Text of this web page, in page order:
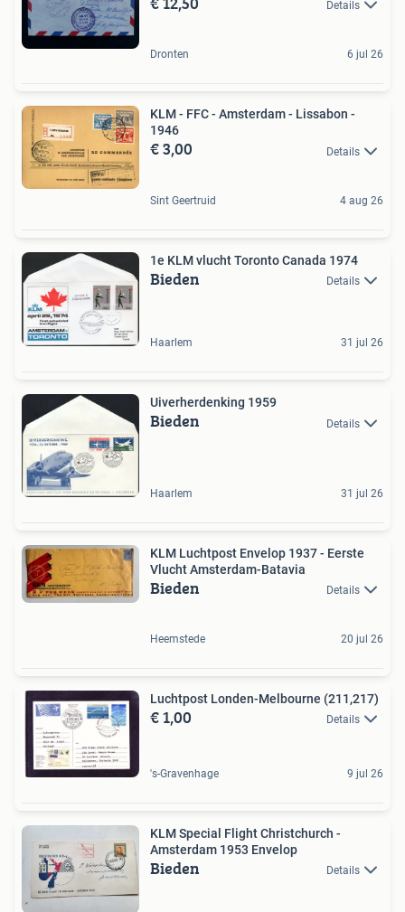
Details
Dronten 6 jul 26
KLM - FFC - Amsterdam - Lissabon -
1946
€ 3,00 Details
Sint Geertruid 4 aug 26
1e KLM vlucht Toronto Canada 1974
Bieden Details
Haarlem 31 jul 26
Uiverherdenking 1959
Bieden Details
Haarlem 31 jul 26
KLM Luchtpost Envelop 1937 - Eerste
Vlucht Amsterdam-Batavia
Bieden Details
Heemstede 20 jul 26
Luchtpost Londen-Melbourne (211,217)
€ 1,00 Details
's-Gravenhage 9 jul 26
KLM Special Flight Christchurch -
Amsterdam 1953 Envelop
Bieden Details